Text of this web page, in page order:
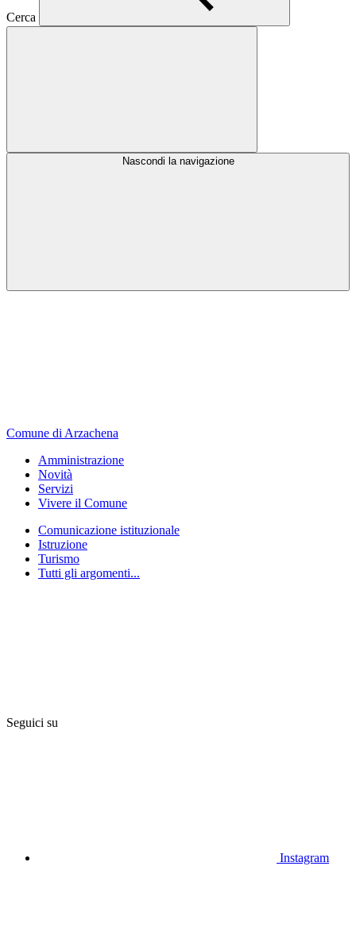
Cerca
Nascondi la navigazione
Comune di Arzachena
Amministrazione
Novità
Servizi
Vivere il Comune
Comunicazione istituzionale
Istruzione
Turismo
Tutti gli argomenti...
Seguici su
Instagram